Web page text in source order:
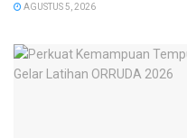
AGUSTUS 5, 2026